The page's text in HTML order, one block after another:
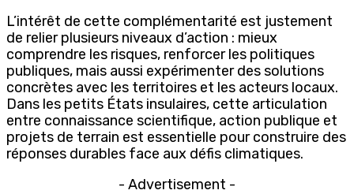
L’intérêt de cette complémentarité est justement
de relier plusieurs niveaux d’action : mieux
comprendre les risques, renforcer les politiques
publiques, mais aussi expérimenter des solutions
concrètes avec les territoires et les acteurs locaux.
Dans les petits États insulaires, cette articulation
entre connaissance scientifique, action publique et
projets de terrain est essentielle pour construire des
réponses durables face aux défis climatiques.
- Advertisement -